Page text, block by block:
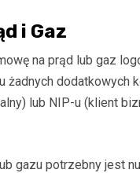
i Gaz
na prąd lub gaz
dodatkowych
lub NIP-u (klient
gazu potrzebny jest